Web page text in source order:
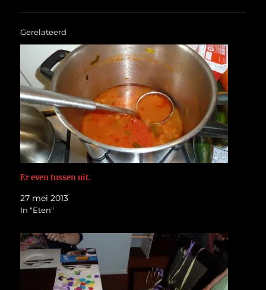
Gerelateerd
Er even tussen uit.
27 mei 2013
In "Eten"